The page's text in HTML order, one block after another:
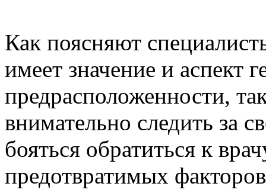
Как поясняют
имеет значение и аспект
предрасположенности,
внимательно следить за
бояться обратиться к
предотвратимых